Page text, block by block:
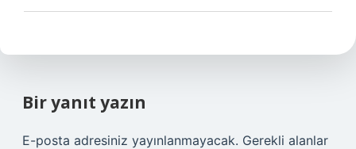
Bir yanıt yazın
E-posta adresiniz yayınlanmayacak. Gerekli alanlar